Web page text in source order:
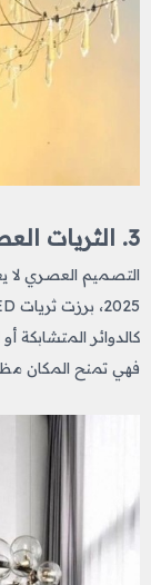
3. الثريات العصرية بتقنية LED
التصميم العصري لا
كالدوائر المتشابكة
فهي تمنح المكان